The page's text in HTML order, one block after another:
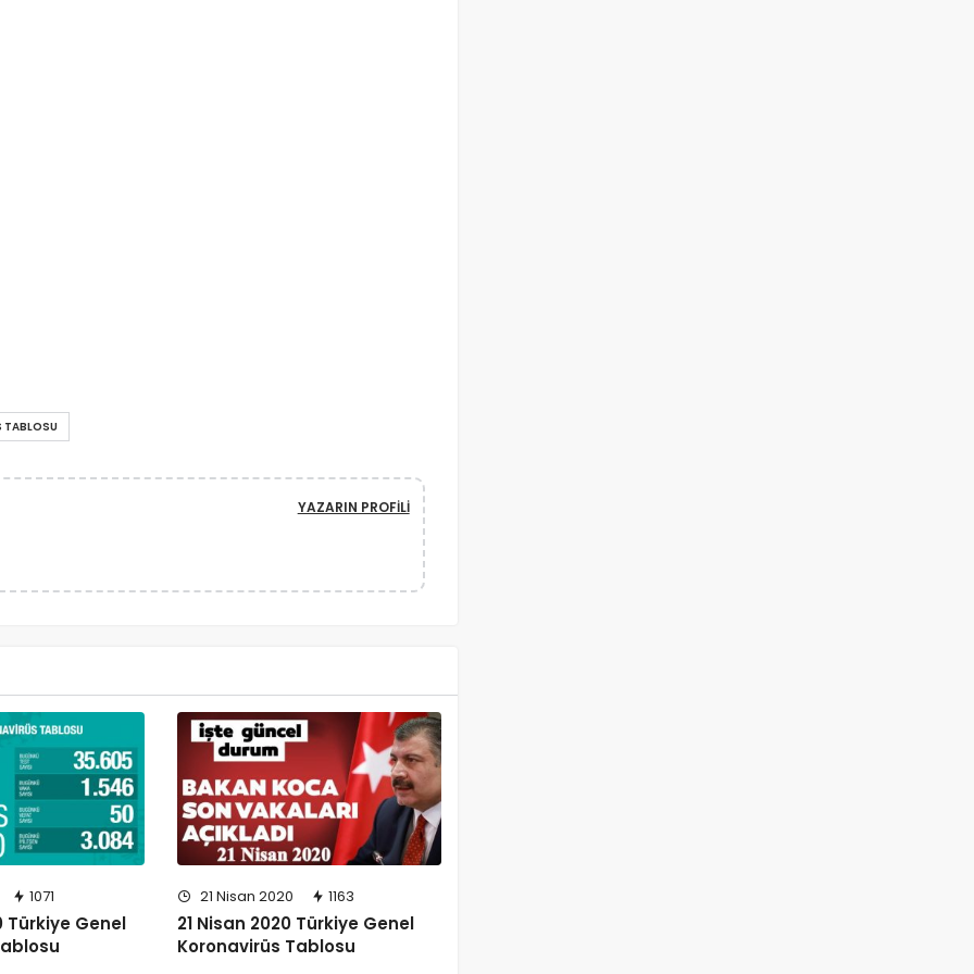
TABLOSU
YAZARIN PROFILI
1071
Türkiye Genel
21 Nisan 2020 1163
21 Nisan 2020 Türkiye Genel
Koronavirüs Tablosu